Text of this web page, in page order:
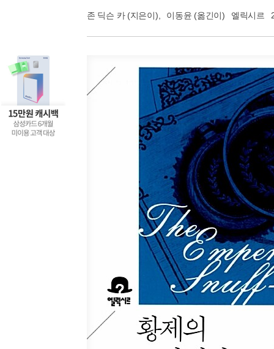
존 딕슨 카(지은이), 이동윤 (옮긴이) 엘릭시르